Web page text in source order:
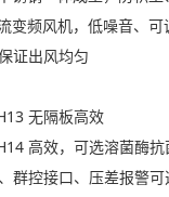
变频风机，低噪音、可
证出风均匀
无隔板高效
高效，可选溶菌酶抗
群控接口、压差报警可